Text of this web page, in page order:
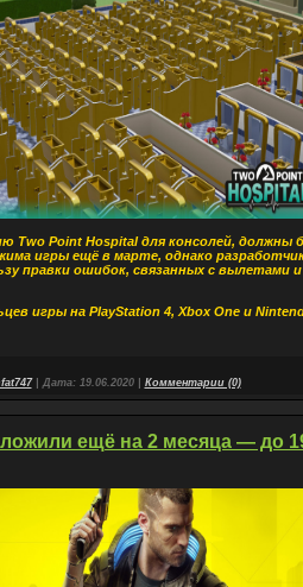
Two Point Hospital для консолей, должны
игры ещё в марте, однако
правки ошибок, связанных с вылетами
игры на PlayStation 4, Xbox One и
Дата: 19.06.2020 Комментарии (0)
ещё на 2 месяца — до